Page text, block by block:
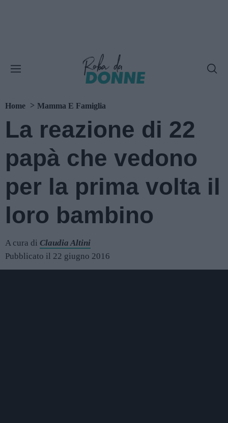
Home Mamma E Famiglia
La reazione di 22
papà che vedono
per la prima volta il
loro bambino
A cura di Claudia Altini
Pubblicato il 22 giugno 2016